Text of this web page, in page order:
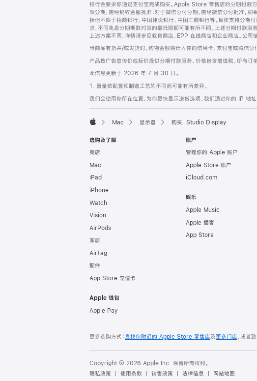
银行会要求你通过支付宝完成购买。Apple Store 零售店的分期付款
呗分期，需经蚂蚁金服批准；对于微信分付分期，需经微信分付批准
括但不限于招商银行、中国建设银行、中国工商银行等，具体支持分期
求，不同免息分期期数对应的最低限额可能有所不同。上述分期付款
上述方案不同，详情请参见教育商店、EPP 在线商店和企业商店。公
当商品有货并/或发货时，购物金额将计入你的信用卡、支付宝或微信
产品按广告宣传价或标价提供分期付款服务。价格包含增值税。所有订
此信息更新于 2026 年 7 月 30 日。
1. 重量依配置和制造工艺的不同而可能有所差异。
我们会使用你所在位置，为你更快显示送货选项。我们通过你的 IP 地
Mac 显示器 购买 Studio Display
选购及了解
商店
Mac
iPad
iPhone
Watch
Vision
AirPods
家居
AirTag
配件
App Store 充值卡
Apple 钱包
Apple Pay
账户
管理你的 Apple 账户
Apple Store 账户
iCloud.com
娱乐
Apple Music
Apple 播客
App Store
更多选购方式：查找你附近的 Apple Store 零售店及更多门店，或者
Copyright © 2026 Apple Inc. 保留所有权利。
隐私政策
使用条款 销售政策 法律信息 网站地图